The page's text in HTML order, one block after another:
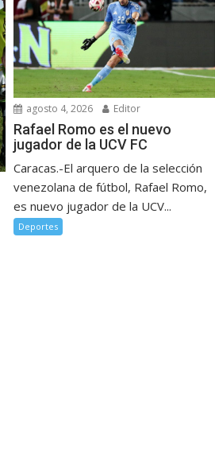
agosto 4, 2026 Editor
Rafael Romo es el nuevo
jugador de la UCV FC
Caracas.-El arquero de la selección
venezolana de fútbol, Rafael Romo,
es nuevo jugador de la UCV...
Deportes